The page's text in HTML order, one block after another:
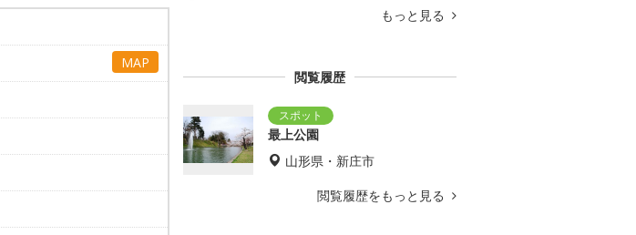
MAP
もっと見る
閲覧履歴
最上公園
山形県・新庄市
閲覧履歴をもっと見る